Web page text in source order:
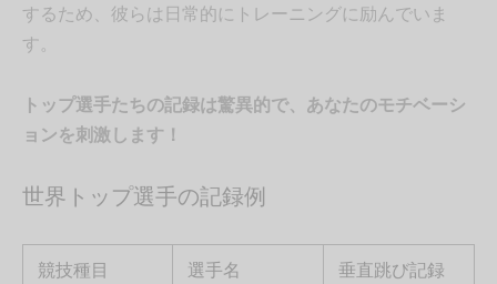
するため、彼らは日常的にトレーニングに励んでいま
す。
トップ選手たちの記録は驚異的で、あなたのモチベーシ
ョンを刺激します！
世界トップ選手の記録例
競技種目 選手名
垂直跳び記録